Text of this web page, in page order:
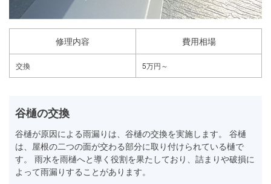
修理内容 費用相場
交換 5万円～
谷樋の交換
谷樋が原因による雨漏りは、谷樋の交換を実施します。 谷樋
は、屋根の二つの面が交わる部分に取り付けられている樋で
す。 雨水を雨樋へと導く役割を果たしており、詰まりや破損に
よって雨漏りすることがあります。